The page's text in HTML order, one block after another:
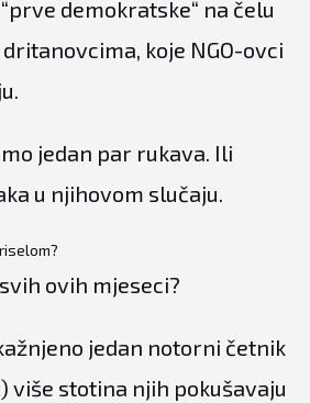
demokratske“ na čelu
koje NGO-ovci
jedan par rukava. Ili
u njihovom slučaju.
ovih mjeseci?
jedan notorni četnik
više stotina njih pokušavaju